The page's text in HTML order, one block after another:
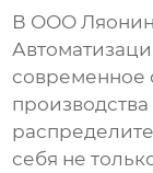
В ООО
современное
производства
себя не